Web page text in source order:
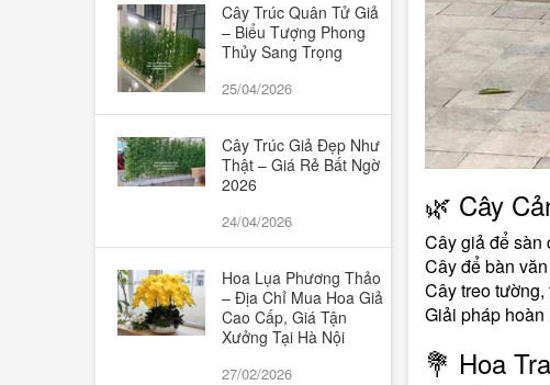
🌿 Cây
Cây giả để sàn
Cây để bàn
Cây treo
Giải pháp
💐 Hoa
Chậu, giỏ,cốc hoa nhựa
Quà tặng Valentine, 8/3 và 20/10
Cây Trúc Quân Tử Giả
– Biểu Tượng Phong
Thủy Sang Trọng
25/04/2026
Cây Trúc Giả Đẹp Như
Thật – Giá Rẻ Bất Ngờ
2026
24/04/2026
Hoa Lụa Phương Thảo
– Địa Chỉ Mua Hoa Giả
Cao Cấp, Giá Tận
Xưởng Tại Hà Nội
27/02/2026